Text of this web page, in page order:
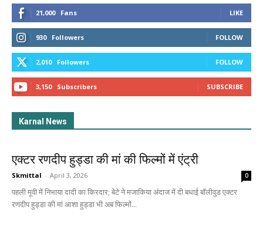
21,000 Fans LIKE
930 Followers FOLLOW
2,010 Followers FOLLOW
3,150 Subscribers SUBSCRIBE
Karnal News
एक्टर रणदीप हुड्डा की मां की फिल्मों में एंट्री
Skmittal - April 3, 2026 0
पहली मूवी में निभाया दादी का किरदार; बेटे ने मजाकिया अंदाज में दी बधाई बॉलीवुड एक्टर
रणदीप हुड्डा की मां आशा हुड्डा भी अब फिल्मों...